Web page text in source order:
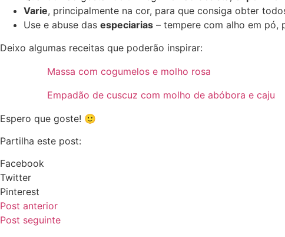
Varie, principalmente na cor, para que consiga obter
Use e abuse das especiarias – tempere com alho em pó,
Deixo algumas receitas que poderão inspirar:
Massa com cogumelos e molho rosa
Empadão de cuscuz com molho de abóbora e caju
Espero que goste! 🙂
Partilha este post:
Facebook
Twitter
Pinterest
Post anterior
Post seguinte